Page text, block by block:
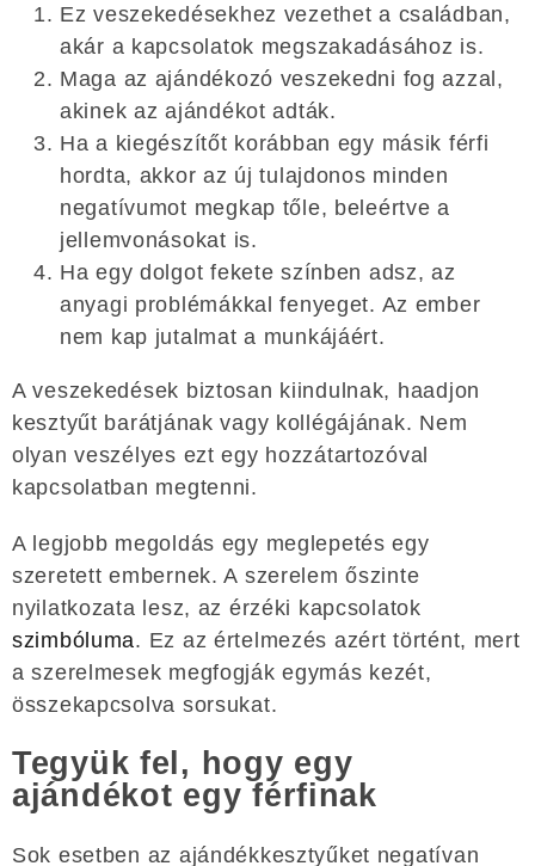
Ez veszekedésekhez vezethet a családban,
akár a kapcsolatok megszakadásához is.
Maga az ajándékozó veszekedni fog azzal,
akinek az ajándékot adták.
Ha a kiegészítőt korábban egy másik férfi
hordta, akkor az új tulajdonos minden
negatívumot megkap tőle, beleértve a
jellemvonásokat is.
Ha egy dolgot fekete színben adsz, az
anyagi problémákkal fenyeget. Az ember
nem kap jutalmat a munkájáért.
A veszekedések biztosan kiindulnak, haadjon
kesztyűt barátjának vagy kollégájának. Nem
olyan veszélyes ezt egy hozzátartozóval
kapcsolatban megtenni.
A legjobb megoldás egy meglepetés egy
szeretett embernek. A szerelem őszinte
nyilatkozata lesz, az érzéki kapcsolatok
szimbóluma. Ez az értelmezés azért történt, mert
a szerelmesek megfogják egymás kezét,
összekapcsolva sorsukat.
Tegyük fel, hogy egy
ajándékot egy férfinak
Sok esetben az ajándékkesztyűket negatívan